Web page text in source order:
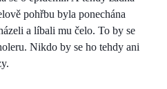
pohřbu byla ponechána
a líbali mu čelo. To by se
Nikdo by se ho tehdy ani